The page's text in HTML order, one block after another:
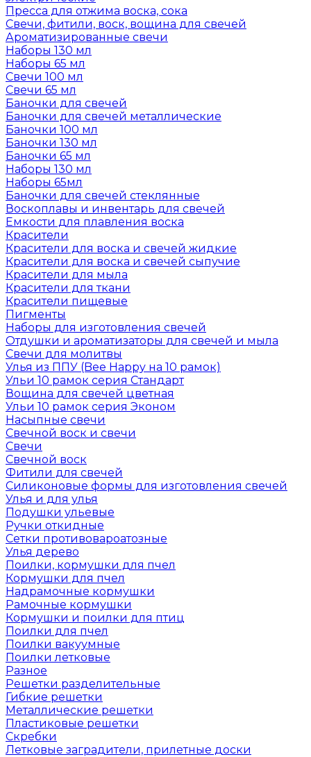
Пресса для отжима воска, сока
Свечи, фитили, воск, вощина для свечей
Ароматизированные свечи
Наборы 130 мл
Наборы 65 мл
Свечи 100 мл
Свечи 65 мл
Баночки для свечей
Баночки для свечей металлические
Баночки 100 мл
Баночки 130 мл
Баночки 65 мл
Наборы 130 мл
Наборы 65мл
Баночки для свечей стеклянные
Воскоплавы и инвентарь для свечей
Емкости для плавления воска
Красители
Красители для воска и свечей жидкие
Красители для воска и свечей сыпучие
Красители для мыла
Красители для ткани
Красители пищевые
Пигменты
Наборы для изготовления свечей
Отдушки и ароматизаторы для свечей и мыла
Свечи для молитвы
Улья из ППУ (Bee Happy на 10 рамок)
Ульи 10 рамок серия Стандарт
Вощина для свечей цветная
Ульи 10 рамок серия Эконом
Насыпные свечи
Свечной воск и свечи
Свечи
Свечной воск
Фитили для свечей
Силиконовые формы для изготовления свечей
Улья и для улья
Подушки ульевые
Ручки откидные
Сетки противовароатозные
Улья дерево
Поилки, кормушки для пчел
Кормушки для пчел
Надрамочные кормушки
Рамочные кормушки
Кормушки и поилки для птиц
Поилки для пчел
Поилки вакуумные
Поилки летковые
Разное
Решетки разделительные
Гибкие решетки
Металлические решетки
Пластиковые решетки
Скребки
Летковые заградители, прилетные доски